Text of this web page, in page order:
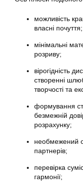
можливість
власні почуття;
мінімальні
розриву;
вірогідність
створенні
творчості та
формування
безмежній
розрахунку;
необмежений
партнерів;
перевірка
гармонії;